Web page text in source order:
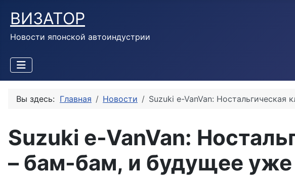
ВИЗАТОР
Новости японской автоиндустрии
Вы здесь: Главная Новости Suzuki e-VanVan: Ностальгическая
Suzuki e-VanVan:
– бам-бам, и будущее уже